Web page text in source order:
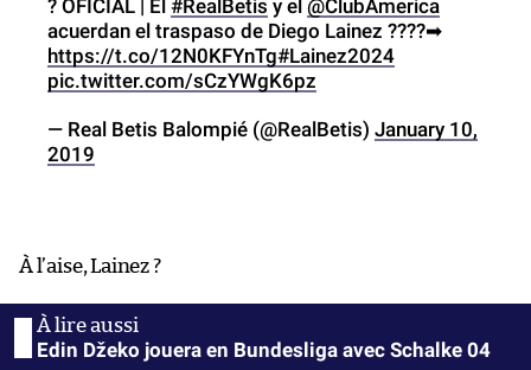
? OFICIAL | El #RealBetis y el @ClubAmerica
acuerdan el traspaso de Diego Lainez ????➡
https://t.co/12N0KFYnTg#Lainez2024
pic.twitter.com/sCzYWgK6pz
— Real Betis Balompié (@RealBetis) January 10,
2019
À l’aise, Lainez ?
Edin Džeko jouera en Bundesliga avec Schalke 04